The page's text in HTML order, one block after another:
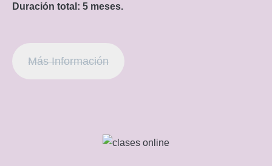
Duración total: 5 meses.
Más Información